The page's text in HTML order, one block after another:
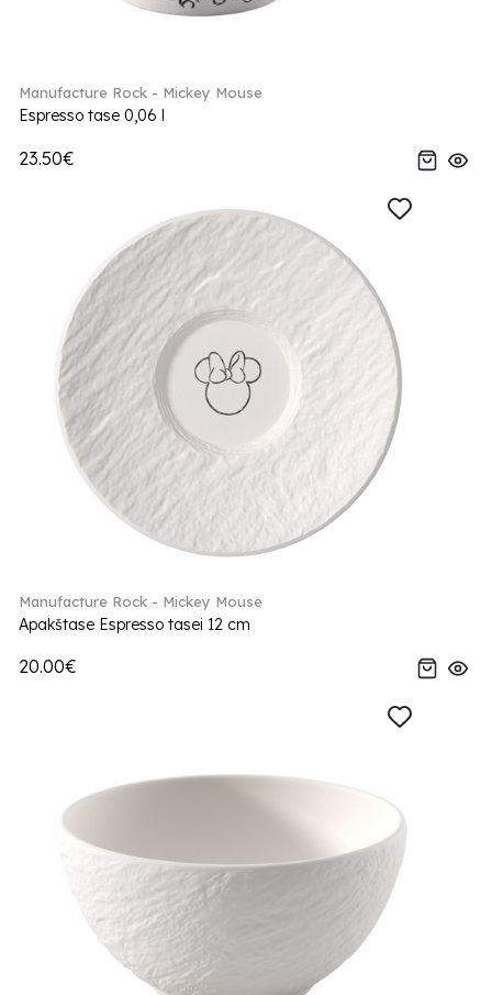
Manufacture Rock - Mickey Mouse
Espresso tase 0,06 l
23.50€
Manufacture Rock - Mickey Mouse
Apakštase Espresso tasei 12 cm
20.00€